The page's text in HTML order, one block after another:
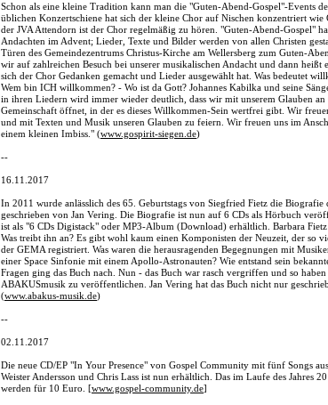
Schon als eine kleine Tradition kann man die "Guten-Abend-Gospel"-Events
üblichen Konzertschiene hat sich der kleine Chor auf Nischen konzentriert
der JVA Attendorn ist der Chor regelmäßig zu hören. "Guten-Abend-Gospel"
Andachten im Advent; Lieder, Texte und Bilder werden von allen Christen
Türen des Gemeindezentrums Christus-Kirche am Wellersberg zum Guten-
wir auf zahlreichen Besuch bei unserer musikalischen Andacht und dann
sich der Chor Gedanken gemacht und Lieder ausgewählt hat. Was bedeutet
Wem bin ICH willkommen? - Wo ist da Gott? Johannes Kabilka und seine
in ihren Liedern wird immer wieder deutlich, dass wir mit unserem Glauben
Gemeinschaft öffnet, in der es dieses Willkommen-Sein wertfrei gibt. Wir
und mit Texten und Musik unseren Glauben zu feiern. Wir freuen uns im
einem kleinen Imbiss." (www.gospirit-siegen.de)
--
16.11.2017
In 2011 wurde anlässlich des 65. Geburtstags von Siegfried Fietz die
geschrieben von Jan Vering. Die Biografie ist nun auf 6 CDs als Hörbuch
ist als "6 CDs Digistack" oder MP3-Album (Download) erhältlich. Barbara
Was treibt ihn an? Es gibt wohl kaum einen Komponisten der Neuzeit, der so
der GEMA registriert. Was waren die herausragenden Begegnungen mit
einer Space Sinfonie mit einem Apollo-Astronauten? Wie entstand sein
Fragen ging das Buch nach. Nun - das Buch war rasch vergriffen und so
ABAKUSmusik zu veröffentlichen. Jan Vering hat das Buch nicht nur
(www.abakus-musik.de)
--
02.11.2017
Die neue CD/EP "In Your Presence" von Gospel Community mit fünf Songs
Weister Andersson und Chris Lass ist nun erhältlich. Das im Laufe des Jahres
werden für 10 Euro. [www.gospel-community.de]